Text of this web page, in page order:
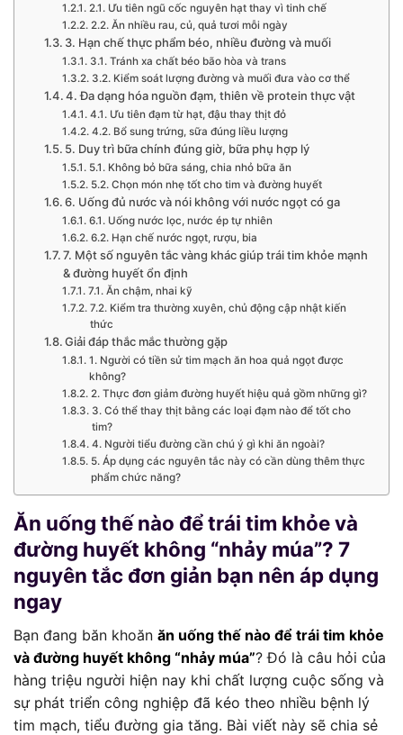
2.1. Ưu tiên ngũ cốc nguyên hạt thay vì tinh chế
2.2. Ăn nhiều rau, củ, quả tươi mỗi ngày
3. Hạn chế thực phẩm béo, nhiều đường và muối
3.1. Tránh xa chất béo bão hòa và trans
3.2. Kiểm soát lượng đường và muối đưa vào cơ thể
4. Đa dạng hóa nguồn đạm, thiên về protein thực vật
4.1. Ưu tiên đạm từ hạt, đậu thay thịt đỏ
4.2. Bổ sung trứng, sữa đúng liều lượng
5. Duy trì bữa chính đúng giờ, bữa phụ hợp lý
5.1. Không bỏ bữa sáng, chia nhỏ bữa ăn
5.2. Chọn món nhẹ tốt cho tim và đường huyết
6. Uống đủ nước và nói không với nước ngọt có ga
6.1. Uống nước lọc, nước ép tự nhiên
6.2. Hạn chế nước ngọt, rượu, bia
7. Một số nguyên tắc vàng khác giúp trái tim khỏe mạnh
& đường huyết ổn định
7.1. Ăn chậm, nhai kỹ
7.2. Kiểm tra thường xuyên, chủ động cập nhật kiến
thức
Giải đáp thắc mắc thường gặp
1. Người có tiền sử tim mạch ăn hoa quả ngọt được
không?
2. Thực đơn giảm đường huyết hiệu quả gồm những gì?
3. Có thể thay thịt bằng các loại đạm nào để tốt cho
tim?
4. Người tiểu đường cần chú ý gì khi ăn ngoài?
5. Áp dụng các nguyên tắc này có cần dùng thêm thực
phẩm chức năng?
Ăn uống thế nào để trái tim khỏe và
đường huyết không “nhảy múa”? 7
nguyên tắc đơn giản bạn nên áp dụng
ngay
Bạn đang băn khoăn ăn uống thế nào để trái tim khỏe
và đường huyết không “nhảy múa”? Đó là câu hỏi của
hàng triệu người hiện nay khi chất lượng cuộc sống và
sự phát triển công nghiệp đã kéo theo nhiều bệnh lý
tim mạch, tiểu đường gia tăng. Bài viết này sẽ chia sẻ